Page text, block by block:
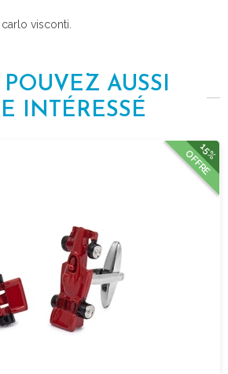
visconti.
AUSSI
INTÉRESSÉ
15%
OFFRE